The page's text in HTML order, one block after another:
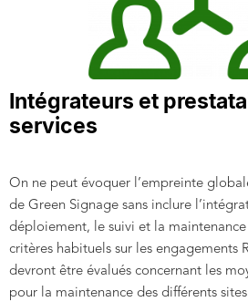
Intégrateurs et
services
On ne peut évoquer l’empreinte
de Green Signage sans inclure
déploiement, le suivi et la
critères habituels sur les engagements
devront être évalués concernant les
pour la maintenance des différents